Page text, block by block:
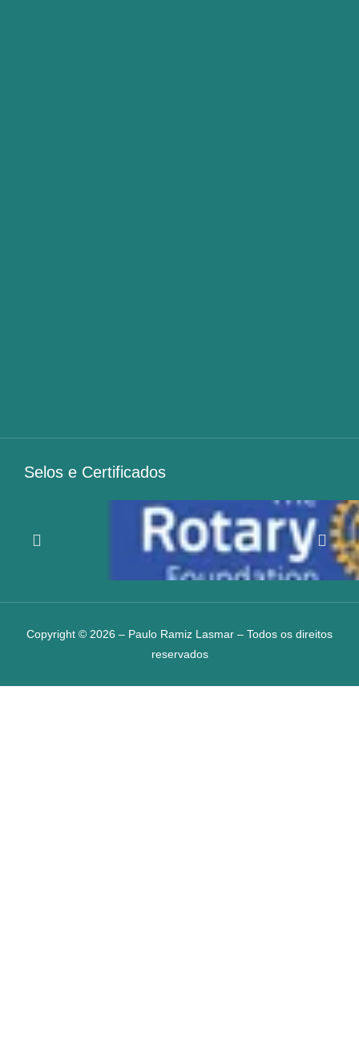
Selos e Certificados
Copyright © 2026 – Paulo Ramiz Lasmar – Todos os direitos
reservados